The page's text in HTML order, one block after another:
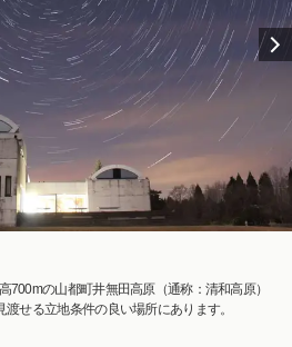
の⼭都町井無⽥⾼原（通称：清和⾼原）
せる立地条件の良い場所にあります。